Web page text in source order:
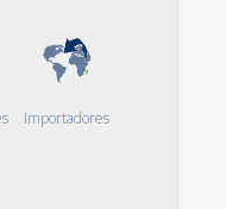
Importadores